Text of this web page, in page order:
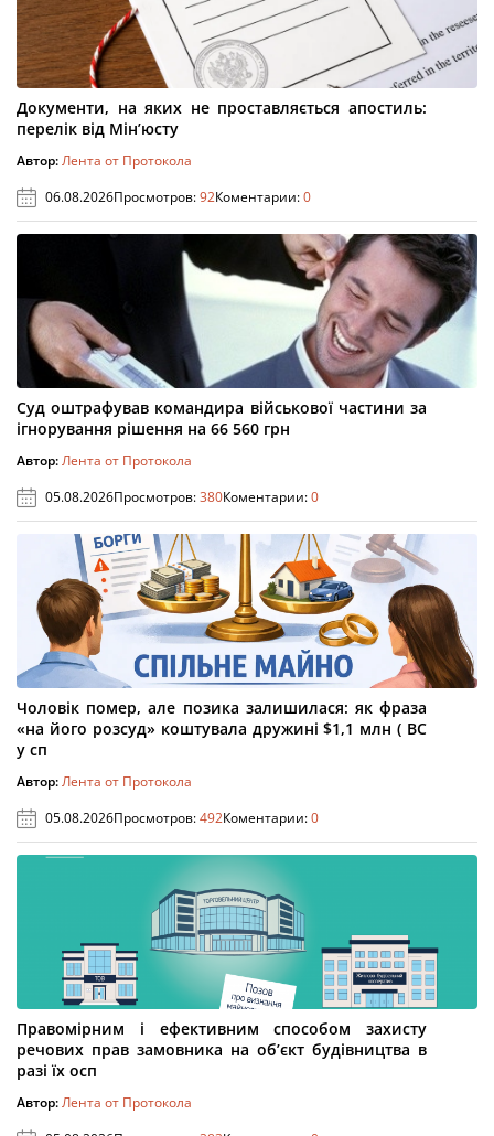
Документи, на яких не проставляється апостиль:
перелік від Мін’юсту
Автор:Лента от Протокола
06.08.2026Просмотров:92Коментарии:0
Суд оштрафував командира військової частини за
ігнорування рішення на 66 560 грн
Автор:Лента от Протокола
05.08.2026Просмотров:380Коментарии:0
Чоловік помер, але позика залишилася: як фраза
«на його розсуд» коштувала дружині $1,1 млн ( ВС
у сп
Автор:Лента от Протокола
05.08.2026Просмотров:492Коментарии:0
Правомірним і ефективним способом захисту
речових прав замовника на об’єкт будівництва в
разі їх осп
Автор:Лента от Протокола